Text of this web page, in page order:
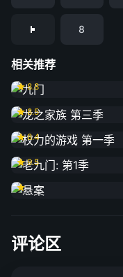
8
相关推荐
九门
8.8
龙之家族 第三季
8.5
权力的游戏 第一季
8.4
老九门: 第1季
9.5
悬案
评论区